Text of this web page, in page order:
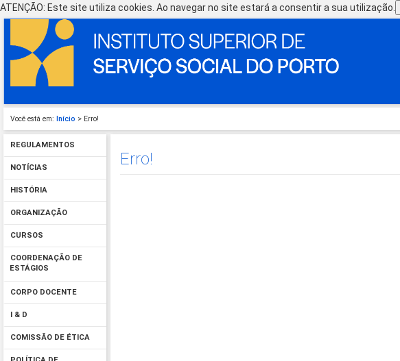
ATENÇÃO: Este site utiliza cookies. Ao navegar no site estará a consentir a sua utilização.
Você está em: Início > Erro!
REGULAMENTOS
NOTÍCIAS
HISTÓRIA
ORGANIZAÇÃO
CURSOS
COORDENAÇÃO DE
ESTÁGIOS
CORPO DOCENTE
I & D
COMISSÃO DE ÉTICA
Erro!